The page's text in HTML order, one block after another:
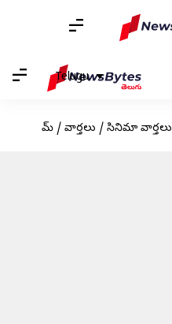
Telugu
హోమ్ / వార్తలు / సినిమా వార్తలు